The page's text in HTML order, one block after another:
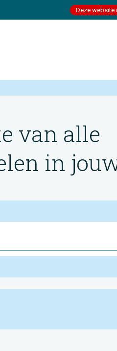
Deze website
van alle
in